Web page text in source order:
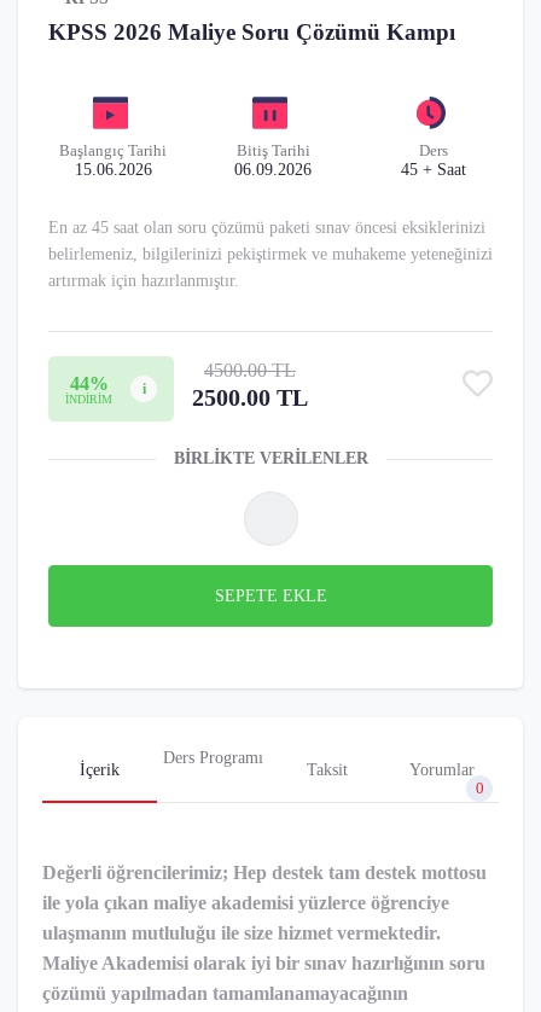
İçerik
Ders Programı
Taksit
Yorumlar
0
Değerli öğrencilerimiz; Hep destek tam destek mottosu
ile yola çıkan maliye akademisi yüzlerce öğrenciye
ulaşmanın mutluluğu ile size hizmet vermektedir.
Maliye Akademisi olarak iyi bir sınav hazırlığının soru
çözümü yapılmadan tamamlanamayacağının
KPSS 2026 Maliye Soru Çözümü Kampı
BaşlangıçTarihi
15.06.2026
Bitiş Tarihi
06.09.2026
Ders
45 + Saat
En az 45 saat olan soru çözümü paketi sınav öncesi eksiklerinizi
belirlemeniz, bilgilerinizi pekiştirmek ve muhakeme yeteneğinizi
artırmak için hazırlanmıştır.
44%
İNDİRİM
i
4500.00 TL
2500.00 TL
SEPETE EKLE
BİRLİKTE VERİLENLER